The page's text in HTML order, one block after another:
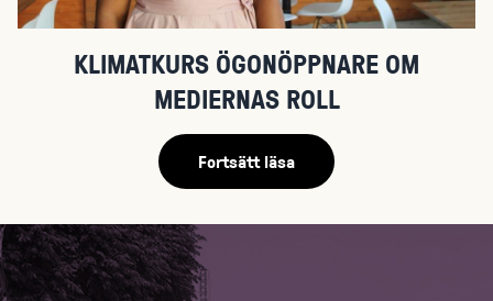
KLIMATKURS ÖGONÖPPNARE OM
MEDIERNAS ROLL
Fortsätt läsa